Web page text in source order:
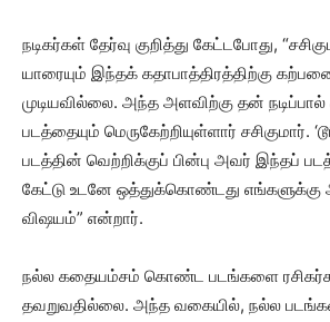
நடிகர்கள் தேர்வு குறித்து கேட்டபோது,
யாரையும் இந்தக் கதாபாத்திரத்திற்கு
முடியவில்லை. அந்த அளவிற்கு தன் நடிப்பால்
படத்தையும் மெருகேற்றியுள்ளார் சசிகுமார்.
படத்தின் வெற்றிக்குப் பின்பு அவர் இந்தப்
கேட்டு உடனே ஒத்துக்கொண்டது எங்களுக்கு
விஷயம்” என்றார்.
நல்ல கதையம்சம் கொண்ட படங்களை
தவறுவதில்லை. அந்த வகையில், நல்ல